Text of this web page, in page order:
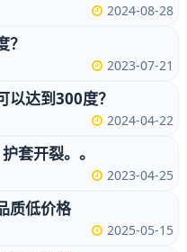
2024-08-28
2023-07-21
以达到300度？
2024-04-22
套开裂。。
2023-04-25
质低价格
2025-05-15